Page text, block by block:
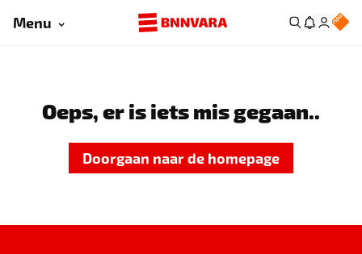
Menu
Oeps, er is iets mis gegaan..
Doorgaan naar de homepage